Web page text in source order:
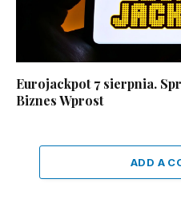
Eurojackpot 7 sierpnia.
Biznes Wprost
ADD A